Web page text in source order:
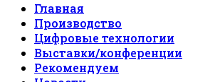
Главная
Производство
Цифровые технологии
Выставки/конференции
Рекомендуем